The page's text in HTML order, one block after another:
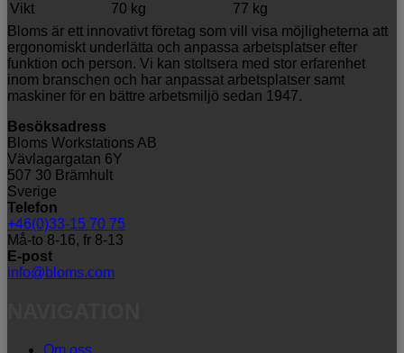
Vikt
70 kg
77 kg
Bloms är ett innovativt företag som vill visa möjligheterna att
ergonomiskt underlätta och anpassa arbetsplatser efter
funktion och person. Vi kan stoltsera med stor erfarenhet
inom branschen och har anpassat arbetsplatser samt
maskiner för en bättre arbetsmiljö sedan 1947.
Besöksadress
Bloms Workstations AB
Vävlagargatan 6Y
507 30 Brämhult
Sverige
Telefon
+46(0)33-15 70 75
Må-to 8-16, fr 8-13
E-post
info@bloms.com
Om oss